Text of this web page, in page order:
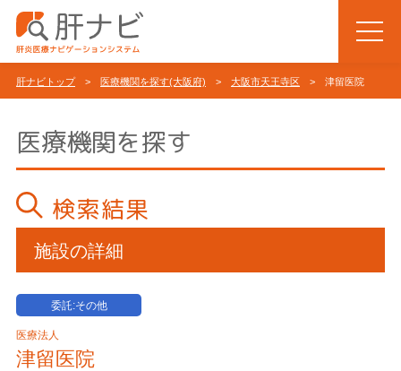
肝ナビトップ> 医療機関を探す(大阪府) > 大阪市天王寺区 > 津留医院
医療機関を探す
検索結果
施設の詳細
委託:その他
医療法人
津留医院